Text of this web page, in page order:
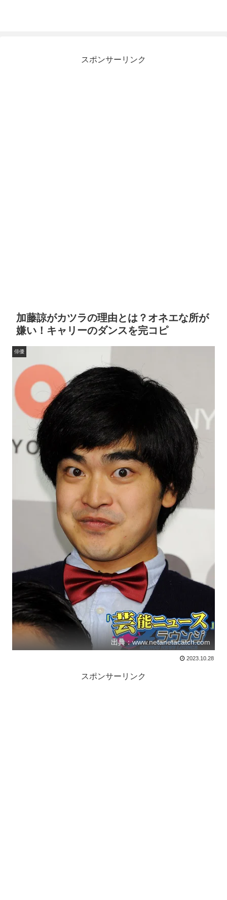
スポンサーリンク
加藤諒がカツラの理由とは？オネエな所が
嫌い！キャリーのダンスを完コピ
俳優
出典：www.netanetacatch.com
2023.10.28
スポンサーリンク